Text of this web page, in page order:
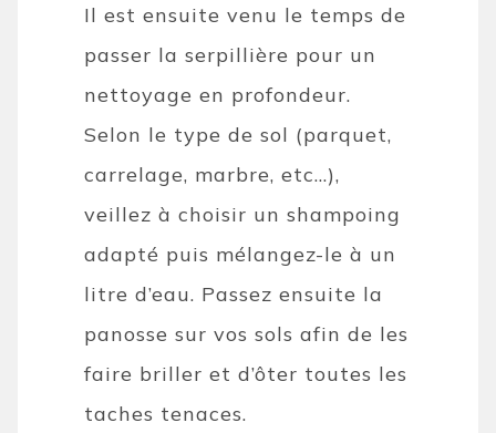
Il est ensuite venu le temps de
passer la serpillière pour un
nettoyage en profondeur.
Selon le type de sol (parquet,
carrelage, marbre, etc…),
veillez à choisir un shampoing
adapté puis mélangez-le à un
litre d’eau. Passez ensuite la
panosse sur vos sols afin de les
faire briller et d’ôter toutes les
taches tenaces.